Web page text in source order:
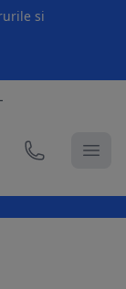
si